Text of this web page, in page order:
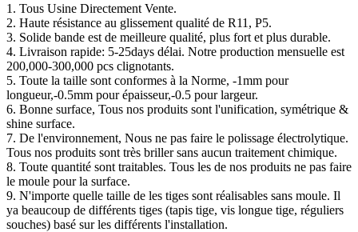
1. Tous Usine Directement Vente.
2. Haute résistance au glissement qualité de R11, P5.
3. Solide bande est de meilleure qualité, plus fort et plus durable.
4. Livraison rapide: 5-25days délai. Notre production mensuelle est
200,000-300,000 pcs clignotants.
5. Toute la taille sont conformes à la Norme, -1mm pour
longueur,-0.5mm pour épaisseur,-0.5 pour largeur.
6. Bonne surface, Tous nos produits sont l'unification, symétrique &
shine surface.
7. De l'environnement, Nous ne pas faire le polissage électrolytique.
Tous nos produits sont très briller sans aucun traitement chimique.
8. Toute quantité sont traitables. Tous les de nos produits ne pas faire
le moule pour la surface.
9. N'importe quelle taille de les tiges sont réalisables sans moule. Il
ya beaucoup de différents tiges (tapis tige, vis longue tige, réguliers
souches) basé sur les différents l'installation.